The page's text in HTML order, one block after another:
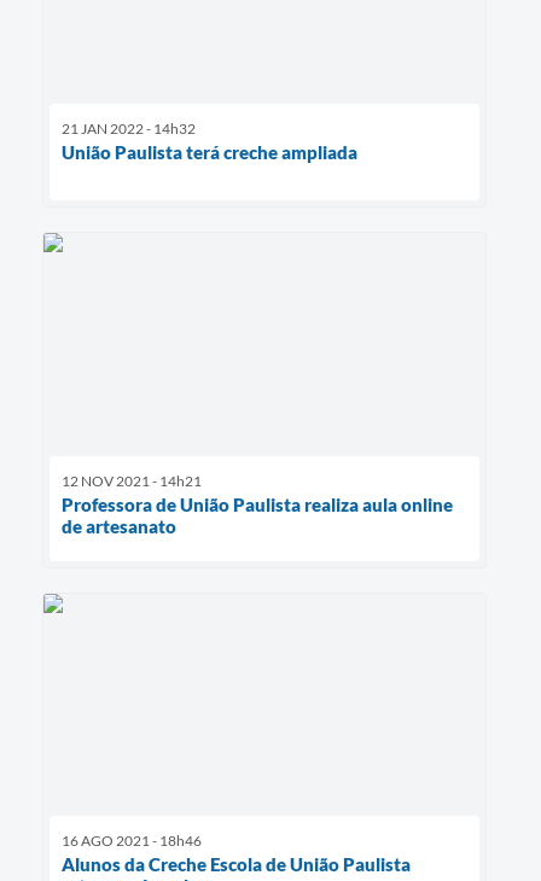
21 JAN 2022 - 14h32
União Paulista terá creche ampliada
12 NOV 2021 - 14h21
Professora de União Paulista realiza aula online
de artesanato
16 AGO 2021 - 18h46
Alunos da Creche Escola de União Paulista